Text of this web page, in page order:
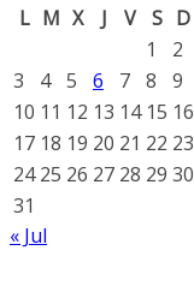
L M X J V S D
1
2
3
4 5 6 7 8
9
10 11 12 13 14 15 16
17 18 19 20 21 22 23
24 25 26 27 28 29 30
31
« Jul